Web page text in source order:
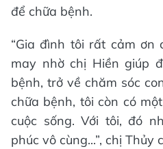
để chữa bệnh.
“Gia đình tôi rất cảm ơn
may nhờ chị Hiền giúp
bệnh, trở về chăm sóc
chữa bệnh, tôi còn có
cuộc sống. Với tôi, đó
phúc vô cùng...”, chị Thủy